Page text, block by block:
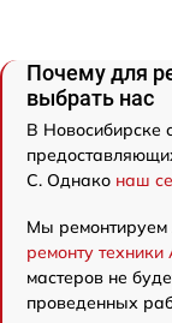
Почему для
выбрать нас
В Новосибирске
C. Однако наш
Мы ремонтируем
ремонту техники
мастеров не
проведенных